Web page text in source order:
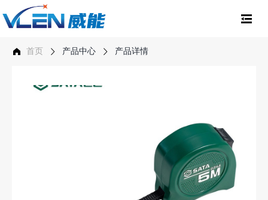
首页 产品中心 产品详情